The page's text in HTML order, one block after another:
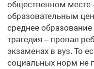
общественном месте
образовательным
среднее
трагедия – провал
экзаменах в вуз. То
социальных норм не